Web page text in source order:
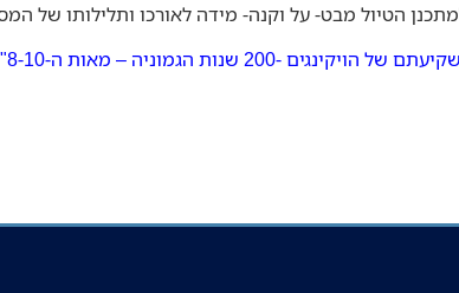
הטיול מבט- על וקנה- מידה לאורכו ותלילותו של